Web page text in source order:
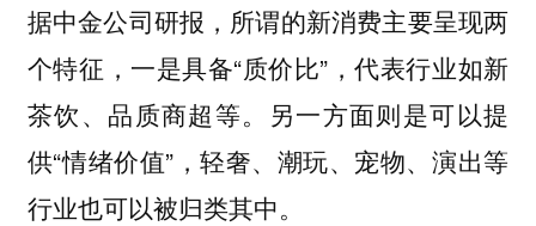
据中金公司研报，所谓的新消费主要呈现两
个特征，一是具备“质价比”，代表行业如新
茶饮、品质商超等。另一方面则是可以提
供“情绪价值”，轻奢、潮玩、宠物、演出等
行业也可以被归类其中。